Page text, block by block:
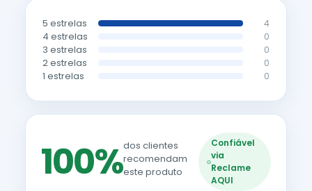
5 estrelas 4
4 estrelas 0
3 estrelas 0
2 estrelas 0
1 estrelas 0
100%dos clientes
recomendam
este produto
Confiável
via
Reclame
AQUI